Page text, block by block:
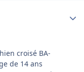
croisé BA-
de 14 ans